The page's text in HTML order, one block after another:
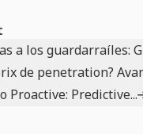
a los guardarraíles:
de penetration?
Proactive: Predictive...